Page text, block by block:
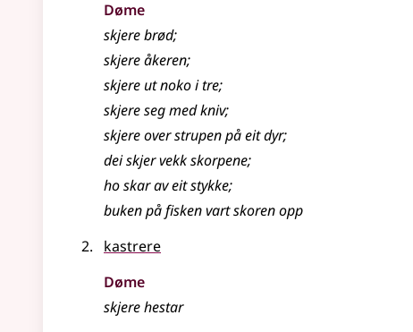
Døme
skjere brød;
skjere åkeren;
skjere ut noko i tre;
skjere seg med kniv;
skjere over strupen på eit dyr;
dei skjer vekk skorpene;
ho skar av eit stykke;
buken på fisken vart skoren opp
kastrere
Døme
skjere hestar